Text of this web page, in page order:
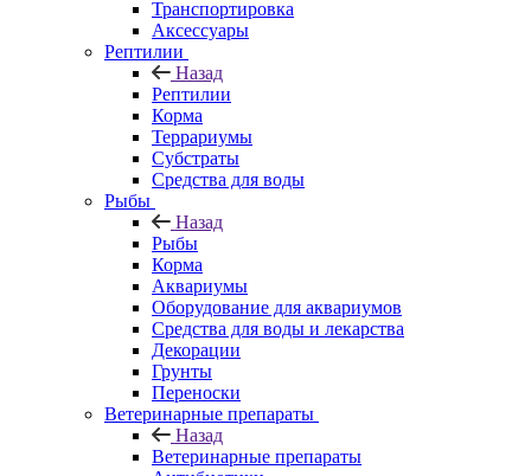
Транспортировка
Аксессуары
Рептилии
Назад
Рептилии
Корма
Террариумы
Субстраты
Средства для воды
Рыбы
Назад
Рыбы
Корма
Аквариумы
Оборудование для аквариумов
Средства для воды и лекарства
Декорации
Грунты
Переноски
Ветеринарные препараты
Назад
Ветеринарные препараты